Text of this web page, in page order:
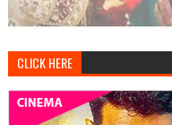
CLICK HERE